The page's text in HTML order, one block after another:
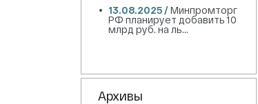
13.08.2025 /Минпромторг
РФ планирует добавить 10
млрд руб. на ль...
Архивы